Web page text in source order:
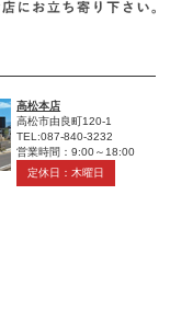
高松本店
高松市由良町120-1
TEL:087-840-3232
営業時間：9:00～18:00
定休日：木曜日